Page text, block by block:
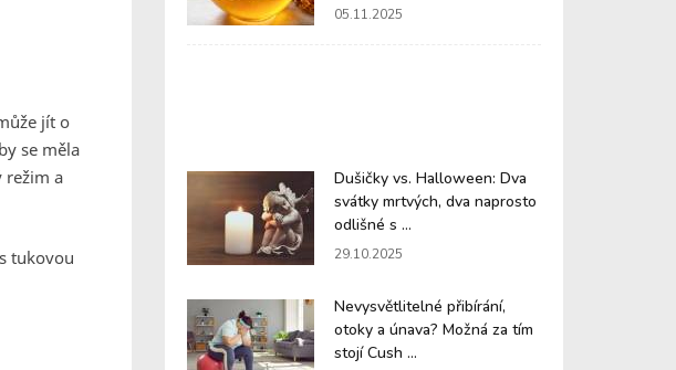
jít o
se měla
režim a
tukovou
05.11.2025
Dušičky vs. Halloween: Dva
svátky mrtvých, dva naprosto
odlišné s ...
29.10.2025
Nevysvětlitelné přibírání,
otoky a únava? Možná za tím
stojí Cush ...